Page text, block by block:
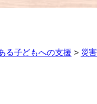
る子どもへの支援 > 災